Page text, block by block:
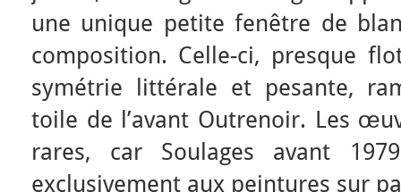
une unique petite fenêtre de
composition. Celle-ci, presque
symétrie littérale et pesante,
toile de l’avant Outrenoir. Les
rares, car Soulages avant
exclusivement aux peintures sur